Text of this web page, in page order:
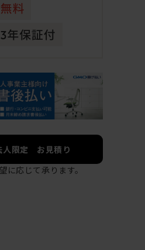
人限定 お見積り
に応じて承ります。